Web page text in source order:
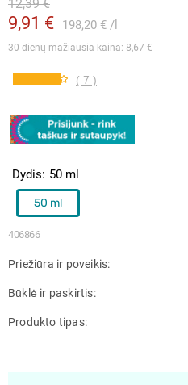
9,91 € 198,20 €
12,39 €
30 dienų mažiausia kaina: 8,67 €
( 7 )
406866
Dydis 50 ml
50 ml
Priežiūra ir poveikis
Būklė ir paskirtis
Produkto tipas